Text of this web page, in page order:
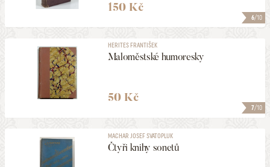
6/10
150 Kč
7/10
HERITES FRANTIŠEK
Maloměstské humoresky
50 Kč
MACHAR JOSEF SVATOPLUK
Čtyři knihy sonetů